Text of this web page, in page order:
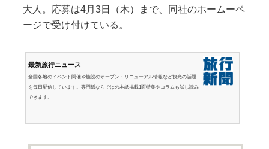
大人。応募は4月3日（木）まで、同社のホームーペ
ージで受け付けている。
最新旅行ニュース
全国各地のイベント開催や施設のオープン・リニューアル情報など観光の話題
を毎日配信しています。専門紙ならではの本紙掲載1面特集やコラムも試し読み
できます。